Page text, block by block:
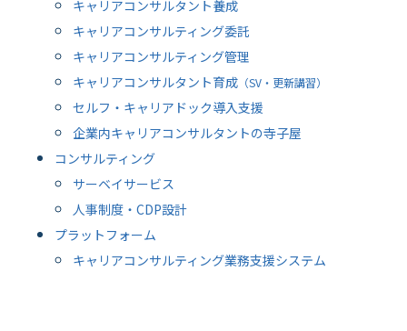
キャリアコンサルタント養成
キャリアコンサルティング委託
キャリアコンサルティング管理
キャリアコンサルタント育成 （SV・更新講習）
セルフ・キャリアドック導入支援
企業内キャリアコンサルタントの寺子屋
コンサルティング
サーベイサービス
人事制度・CDP設計
プラットフォーム
キャリアコンサルティング業務支援システム